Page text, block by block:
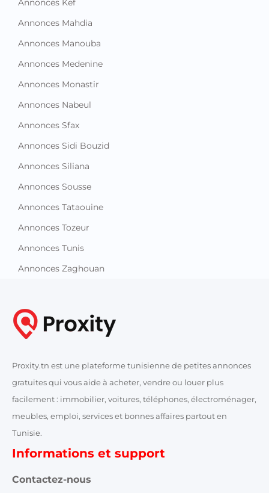
Annonces Manouba
Annonces Medenine
Annonces Monastir
Annonces Nabeul
Annonces Sfax
Annonces Sidi Bouzid
Annonces Siliana
Annonces Sousse
Annonces Tataouine
Annonces Tozeur
Annonces Tunis
Annonces Zaghouan
Proxity.tn est une plateforme tunisienne de petites annonces
facilement : immobilier, voitures, téléphones, électroménager,
meubles, emploi, services et bonnes affaires partout en
Tunisie.
Informations et support
FAQ